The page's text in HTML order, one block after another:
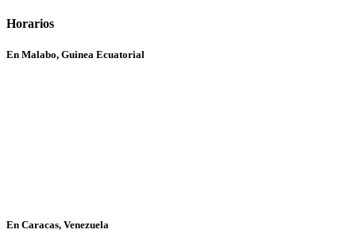
Horarios
En Malabo, Guinea Ecuatorial
En Caracas, Venezuela